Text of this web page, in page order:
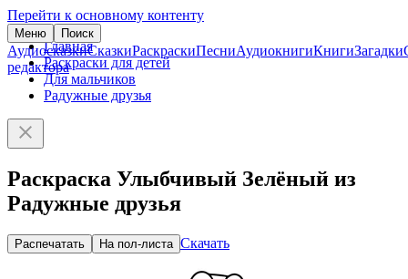
Перейти к основному контенту
Меню Поиск
АудиосказкиСказкиРаскраскиПесниАудиокнигиКнигиЗагадки
редактора
Главная
Раскраски для детей
Для мальчиков
Радужные друзья
Раскраска Улыбчивый Зелёный из
Радужные друзья
Распечатать На пол-листа Скачать